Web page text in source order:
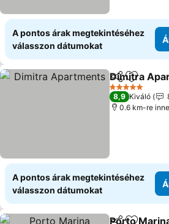
A pontos árak megtekintéséhez
válasszon dátumokat
Megosztás
Dimitra
5 Kategória
8,9 Kiváló
0.6 km-re
A pontos árak megtekintéséhez
válasszon dátumokat
Porto